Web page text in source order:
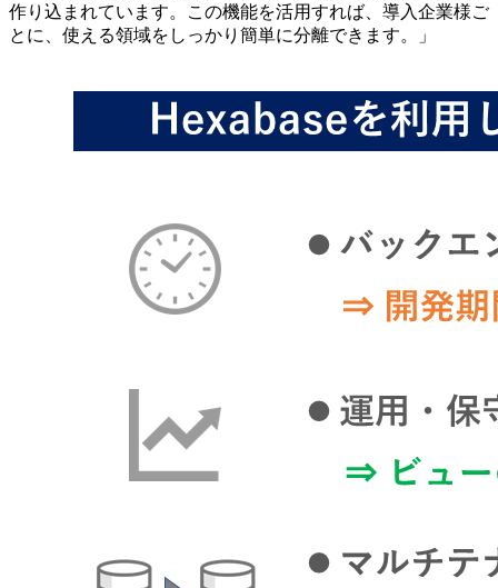
作り込まれています。この機能を活用すれば、導入企業様ご
とに、使える領域をしっかり簡単に分離できます。」